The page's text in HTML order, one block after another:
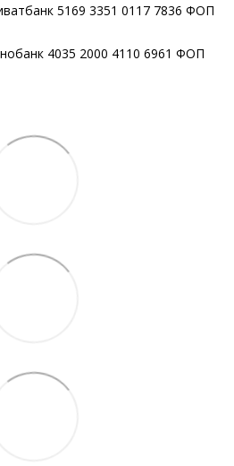
5169 3351 0117 7836 ФОП
4035 2000 4110 6961 ФОП